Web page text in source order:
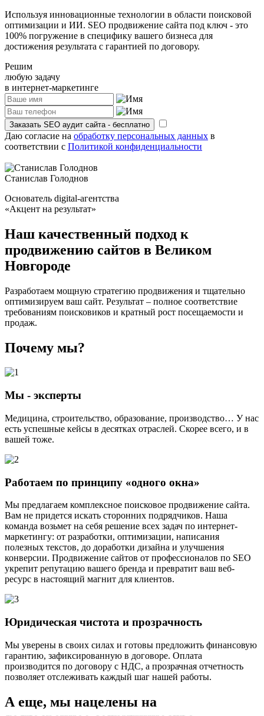
Используя инновационные технологии в области поисковой
оптимизации и ИИ. SEO продвижение сайта под ключ - это
100% погружение в специфику вашего бизнеса для
достижения результата с гарантией по договору.
Решим
любую задачу
в интернет-маркетинге
Заказать SEO аудит сайта - бесплатно
Даю согласие на обработку персональных данных в
соответствии с Политикой конфиденциальности
Станислав Голоднов
Основатель digital-агентства
«Акцент на результат»
Наш качественный подход к
продвижению сайтов в Великом
Новгороде
Разработаем мощную стратегию продвижения и тщательно
оптимизируем ваш сайт. Результат – полное соответствие
требованиям поисковиков и кратный рост посещаемости и
продаж.
Почему мы?
Мы - эксперты
Медицина, строительство, образование, производство… У нас
есть успешные кейсы в десятках отраслей. Скорее всего, и в
вашей тоже.
Работаем по принципу «одного окна»
Мы предлагаем комплексное поисковое продвижение сайта.
Вам не придется искать сторонних подрядчиков. Наша
команда возьмет на себя решение всех задач по интернет-
маркетингу: от разработки, оптимизации, написания
полезных текстов, до доработки дизайна и улучшения
конверсии. Продвижение сайтов от профессионалов по SEO
укрепит репутацию вашего бренда и превратит ваш веб-
ресурс в настоящий магнит для клиентов.
Юридическая чистота и прозрачность
Мы уверены в своих силах и готовы предложить финансовую
гарантию, зафиксированную в договоре. Оплата
производится по договору с НДС, а прозрачная отчетность
позволяет отслеживать каждый шаг нашей работы.
А еще, мы нацелены на